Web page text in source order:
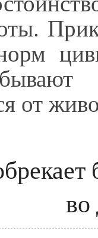
от